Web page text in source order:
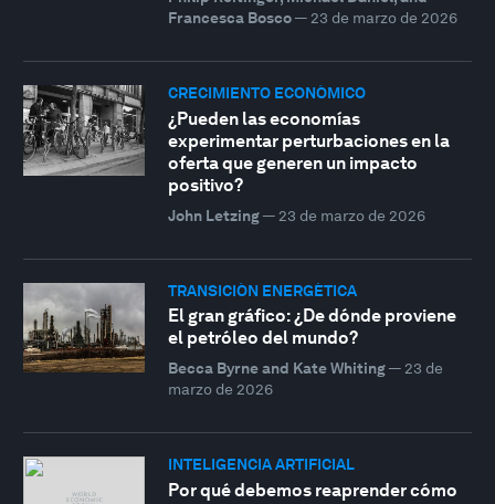
Francesca Bosco— 23 de marzo de 2026
CRECIMIENTO ECONÓMICO
¿Pueden las economías
experimentar perturbaciones en la
oferta que generen un impacto
positivo?
John Letzing— 23 de marzo de 2026
TRANSICIÓN ENERGÉTICA
El gran gráfico: ¿De dónde proviene
el petróleo del mundo?
Becca Byrne and Kate Whiting— 23 de
marzo de 2026
INTELIGENCIA ARTIFICIAL
Por qué debemos reaprender cómo